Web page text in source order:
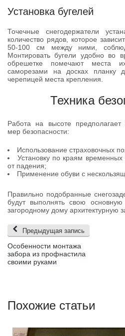
Установка бугелей
Точечные снегодержатели
количество рядов, которое
50-100 см между ними,
Монтировать бугели удобно во
обрешетке помечают места
саморезами на досках планку
черепицей места крепления.
Техника
Работа на высоте
мер безопасности:
Использование страховочных
Установку по краям
от падения;
Применение обуви с
Правильно подобранные
будут выполнять свою
загородному дому архитектурную
Предыдущая запись
Особенности монтажа
забора из профнастила
своими руками
Похожие статьи